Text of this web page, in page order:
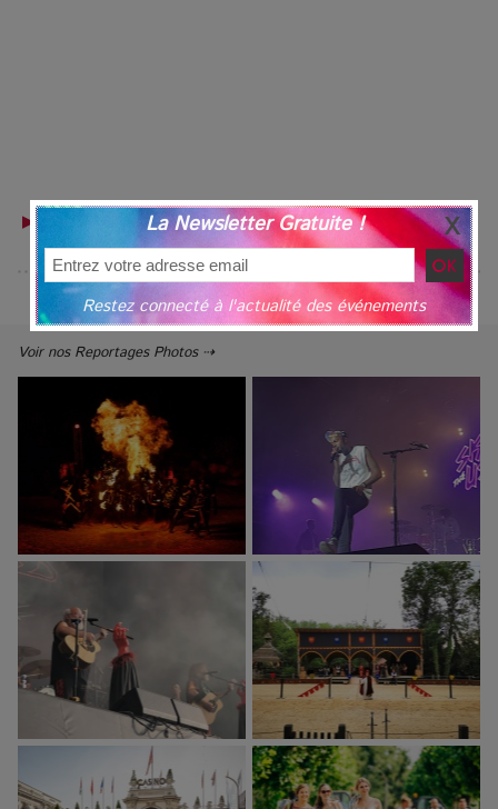
▶ RETROUVEZ VOTRE GUIDE TOURISTIQUE POUR LES
LIEUX DE SORTIE
Voir nos Reportages Photos ⇢
La Newsletter Gratuite !
Restez connecté à l'actualité des événements